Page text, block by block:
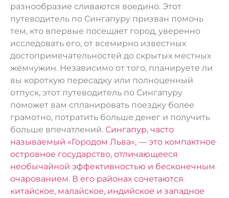
разнообразие сливаются воедино. Этот
путеводитель по Сингапуру призван помочь
тем, кто впервые посещает город, уверенно
исследовать его, от всемирно известных
достопримечательностей до скрытых местных
жемчужин. Независимо от того, планируете ли
вы короткую пересадку или полноценный
отпуск, этот путеводитель по Сингапуру
поможет вам спланировать поездку более
грамотно, потратить больше денег и получить
больше впечатлений. Сингапур, часто
называемый «Городом Льва», — это компактное
островное государство, отличающееся
необычайной эффективностью и бесконечным
очарованием. В его районах сочетаются
китайское, малайское, индийское и западное